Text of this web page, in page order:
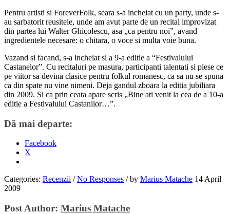
Pentru artisti si ForeverFolk, seara s-a incheiat cu un party, unde s-
au sarbatorit reusitele, unde am avut parte de un recital improvizat
din partea lui Walter Ghicolescu, asa „ca pentru noi”, avand
ingredientele necesare: o chitara, o voce si multa voie buna.
Vazand si facand, s-a incheiat si a 9-a editie a “Festivalului
Castanelor”. Cu recitaluri pe masura, participanti talentati si piese ce
pe viitor sa devina clasice pentru folkul romanesc, ca sa nu se spuna
ca din spate nu vine nimeni. Deja gandul zboara la editia jubiliara
din 2009. Si ca prin ceata apare scris „Bine ati venit la cea de a 10-a
editie a Festivalului Castanilor…”.
Dă mai departe:
Facebook
X
Categories: Recenzii / No Responses /by Marius Matache 14 April
2009
Post Author: Marius Matache